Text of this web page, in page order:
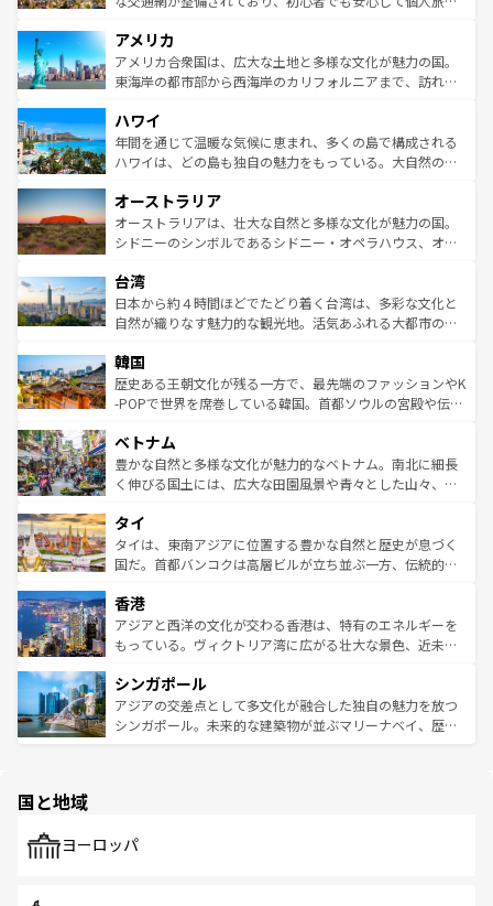
ンツ一覧を参照してほしい。
の建物がそのまま残る町や、スイスならではのユニークな
博物館もあり、アルプス観光だけでなく町歩きも満喫する
ことができる。国民の所得が高いため物価も高いが、旅行
ば市内交通費無料で観光を楽しむこともできる。 なお、新
着のスイス情報はコンテンツ一覧 を参照してほしい。
アメリカ
アメリカ合衆国は、広大な土地と多様な文化が魅力の国。
東海岸の都市部から西海岸のカリフォルニアまで、訪れる
のような巨大都市は、観光、ショッピング、エンターテイ
ンメントが詰まった刺激的なスポットだ。一方、アメリカ
西部には大自然が広がり、グランドキャニオンやイエロー
部のニューオーリンズでは、音楽と美食が融合した独特の
文化が魅力。旅行者はアメリカの各地域で異なる魅力を楽
しみながら、その多様性と豊かな歴史を感じることができ
ならではの贅沢な旅のスタイルだ。 なお、新着のアメリカ
情報はコンテンツ一覧を参照してほしい。
ハワイ
年間を通じて温暖な気候に恵まれ、多くの島で構成される
ハワイは、どの島も独自の魅力をもっている。大自然の神
ワイ島は見逃せない。また、定番の観光地といえばオアフ
島だが、静かな自然を求めるならマウイ島やカウアイ島が
おすすめ。エメラルドグリーンに輝く海をはじめ、豊かな
れるおもてなしの心で訪れる人々を迎えてくれるハワイの
人々、おいしいローカルフードやハワイアンミュージッ
ク、伝統的なフラダンスなど、すべてがハワイの魅力を彩
ワイを、存分に味わってほしい。 なお、新着のハワイ情報
はコンテンツ一覧を参照してほしい。
オーストラリア
オーストラリアは、壮大な自然と多様な文化が魅力の国。
シドニーのシンボルであるシドニー・オペラハウス、オー
リアリーフや大陸中央部にそびえるウルル（エアーズロッ
ク）、タスマニアの美しい原生林やケアンズの熱帯雨林な
ど、見どころがたくさん。また、カフェやワイン、オージ
いる。アクティビティも充実しており、サーフィンやダイ
ビング、ハイキングなど、アウトドア好きにはたまらな
い。オーストラリアの多彩な魅力を存分に味わいつくそ
参照してほしい。
台湾
日本から約４時間ほどでたどり着く台湾は、多彩な文化と
自然が織りなす魅力的な観光地。活気あふれる大都市の台
ン）、静ひつな山岳地帯である台湾東部など、都市の喧騒
と山間の静けさが共存しており、訪れる人に新しい発見と
驚きをもたらしてくれる。また、奥深い台湾の食文化も魅
容にもいいと評判のスイーツなど、バラエティ豊かな料理
が味わえる。 なお、新着の台湾情報は コンテンツ一覧を参
照してほしい。
韓国
歴史ある王朝文化が残る一方で、最先端のファッションやK
-POPで世界を席巻している韓国。首都ソウルの宮殿や伝統
き、地方に足を延ばせば四季折々の自然美を楽しむことが
できる。そして、キムチや焼肉、絶品のストリートフード
まで、さまざまな韓国料理が待っている。夜には、韓国な
リティに包まれながら、韓国の多彩な魅力を心ゆくまで味
わってみてほしい。 なお、新着の韓国情報はコンテンツ一
覧を参照してほしい。
ベトナム
豊かな自然と多様な文化が魅力的なベトナム。南北に細長
く伸びる国土には、広大な田園風景や青々とした山々、世
急速な発展と共に伝統が息づく。ハノイの古い町並みやホ
ーチミン市のフランス統治時代の建物も、独特の雰囲気を
醸し出している。また、バラエティの豊かさとおいしさで
とつ。フォーやバインミー、ベトナムコーヒーなどは、ぜ
ひ現地で味わいたい。どの地域を訪れてもあたたかい人々
が旅行者を迎えてくれるので、きっと忘れられない旅にな
参照してほしい。
タイ
タイは、東南アジアに位置する豊かな自然と歴史が息づく
国だ。首都バンコクは高層ビルが立ち並ぶ一方、伝統的な
の活気が交差している。北部ではチェンマイなどの山岳地
帯で自然と触れ合い、南部ではプーケットやクラビの美し
いビーチでリゾート気分を楽しむことができる。タイ料理
激する。気候は一年中温暖で、どの季節にも異なる楽しみ
が待っている。親しみやすいタイの人々、仏教を中心とし
た文化、そして多様な観光資源が、訪れる旅人を魅了し続
香港
アジアと西洋の文化が交わる香港は、特有のエネルギーを
もっている。ヴィクトリア湾に広がる壮大な景色、近未来
み、どこを訪れても感動するはず。観光スポットが密集し
ており、効率よく見どころを回れるのも魅力。息をのむよ
うな絶景から文化的な体験まで、香港を存分に楽しみ尽く
シンガポール
アジアの交差点として多文化が融合した独自の魅力を放つ
シンガポール。未来的な建築物が並ぶマリーナベイ、歴史
で、ホーカーズは地元の風情を楽しめる外せないスポット
国と地域
ヨーロッパ